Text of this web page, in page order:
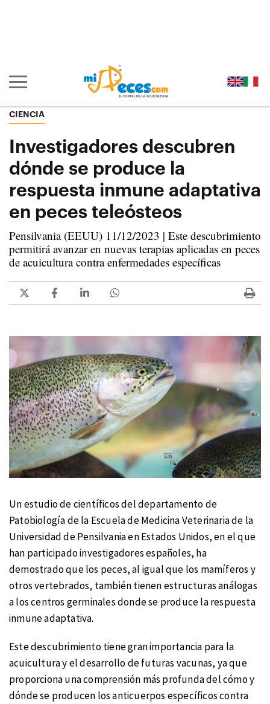
Mostrar/ocultar navegación principal
CIENCIA
Investigadores descubren
dónde se produce la
respuesta inmune adaptativa
en peces teleósteos
Pensilvania (EEUU) 11/12/2023 | Este descubrimiento
permitirá avanzar en nuevas terapias aplicadas en peces
de acuicultura contra enfermedades específicas
Un estudio de científicos del departamento de
Patobiología de la Escuela de Medicina Veterinaria de la
Universidad de Pensilvania en Estados Unidos, en el que
han participado investigadores españoles, ha
demostrado que los peces, al igual que los mamíferos y
otros vertebrados, también tienen estructuras análogas
a los centros germinales donde se produce la respuesta
inmune adaptativa.
Este descubrimiento tiene gran importancia para la
acuicultura y el desarrollo de futuras vacunas, ya que
proporciona una comprensión más profunda del cómo y
dónde se producen los anticuerpos específicos contra